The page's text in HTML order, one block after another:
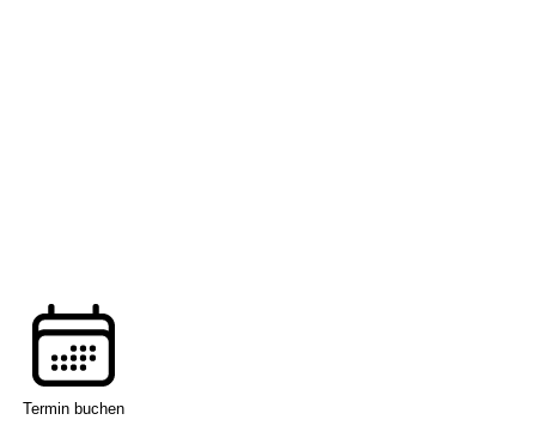
Termin buchen